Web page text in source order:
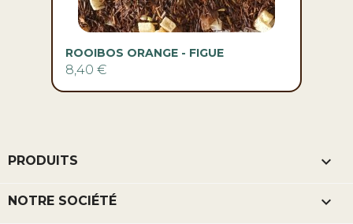
ROOIBOS ORANGE - FIGUE
8,40 €
PRODUITS 
NOTRE SOCIÉTÉ 